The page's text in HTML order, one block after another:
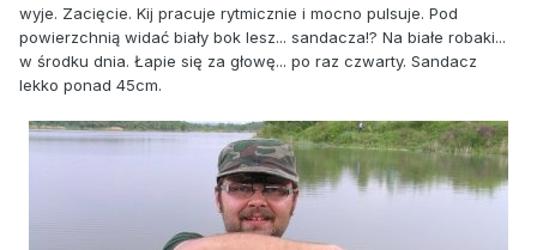
wyje. Zacięcie. Kij pracuje rytmicznie i mocno pulsuje. Pod
powierzchnią widać biały bok lesz... sandacza!? Na białe robaki...
w środku dnia. Łapie się za głowę... po raz czwarty. Sandacz
lekko ponad 45cm.